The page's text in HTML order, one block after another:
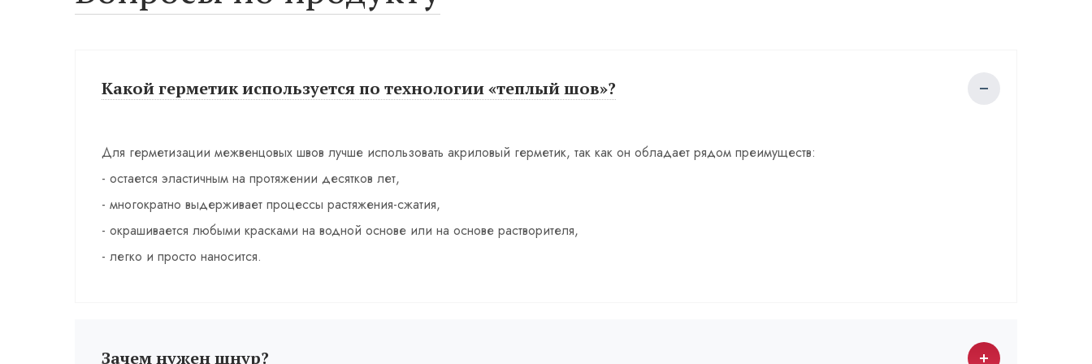
Какой герметик используется по технологии «теплый шов»?
Для герметизации межвенцовых швов лучше использовать акриловый герметик, так как он обладает рядом преимуществ:
- остается эластичным на протяжении десятков лет,
- многократно выдерживает процессы растяжения-сжатия,
- окрашивается любыми красками на водной основе или на основе растворителя,
- легко и просто наносится.
Зачем нужен шнур?